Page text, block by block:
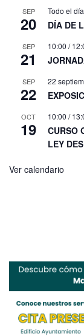
SEP
20
Todo el día
DÍA DE
SEP
21
10:00 /
SEP
22
22
OCT
19
10:00 /
CURSO
LEY
Ver calendario